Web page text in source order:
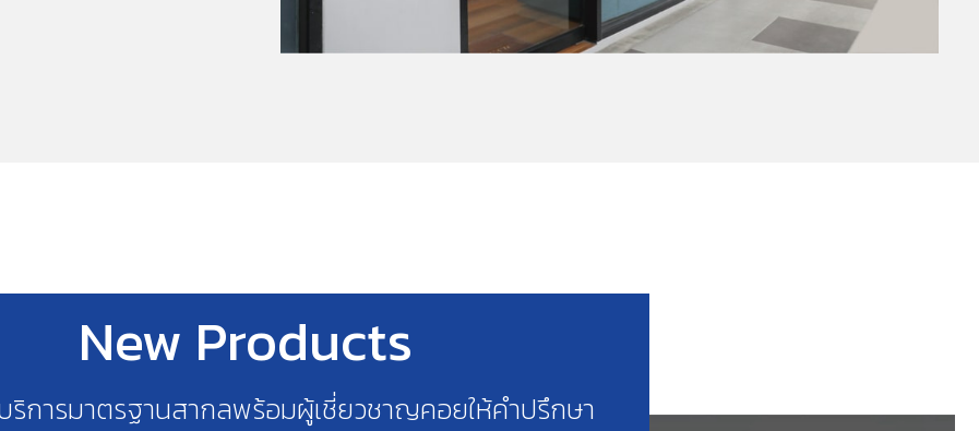
New Products
ริการมาตรฐานสากลพร้อมผู้เชี่ยวชาญคอยให้คำปรึกษา